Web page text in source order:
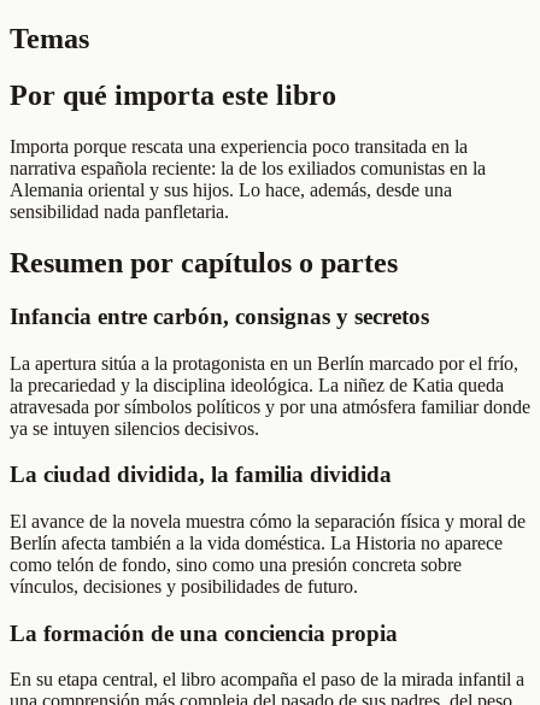
Temas
Por qué importa este libro
Importa porque rescata una experiencia poco transitada en la
narrativa española reciente: la de los exiliados comunistas en la
Alemania oriental y sus hijos. Lo hace, además, desde una
sensibilidad nada panfletaria.
Resumen por capítulos o partes
Infancia entre carbón, consignas y secretos
La apertura sitúa a la protagonista en un Berlín marcado por el frío,
la precariedad y la disciplina ideológica. La niñez de Katia queda
atravesada por símbolos políticos y por una atmósfera familiar donde
ya se intuyen silencios decisivos.
La ciudad dividida, la familia dividida
El avance de la novela muestra cómo la separación física y moral de
Berlín afecta también a la vida doméstica. La Historia no aparece
como telón de fondo, sino como una presión concreta sobre
vínculos, decisiones y posibilidades de futuro.
La formación de una conciencia propia
En su etapa central, el libro acompaña el paso de la mirada infantil a